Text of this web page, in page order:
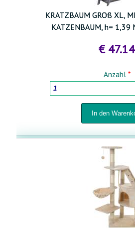
HOLZBEARBEITUNGSMASCHINEN
TÖPFE FÜR PFLANZEN UND
SPRÜHGERÄTE UND
FÜR HOF UND GARTEN
BABYARTIKEL UND BABYAUSSTATTUNG
KRATZBAUM GROß XL,
KATZENBAUM, h= 1,39
€ 47.14
Anzahl *